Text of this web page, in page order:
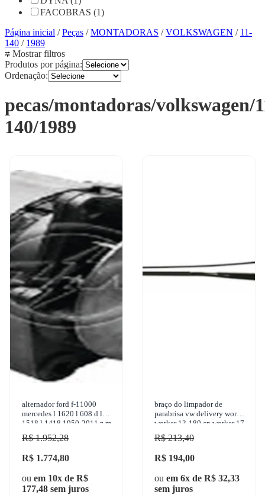
FACOBRAS (1)
Página inicial /Peças /MONTADORAS /VOLKSWAGEN / 11-
140 / 1989
Mostrar filtros
Produtos por página:
Ordenação:
pecas/montadoras/volkswagen/
140/1989
alternador ford f-11000
mercedes l 1620 l 608 d l
1518 l 1418 1950-2011 z.m.
- 90.101.08
R$ 1.952,28
R$ 1.774,80
ou em 10x de R$
177,48 sem juros
braço do limpador de
parabrisa vw delivery worker
worker 13-180 cn worker 17-
180 worker 24-220 1982-
2015 granero
R$ 213,40
R$ 194,00
ou em 6x de R$ 32,33
sem juros